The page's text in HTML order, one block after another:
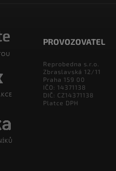
PROVOZOVATEL
Reprobedna s.r.o.
Zbraslavská 12/11
Praha 159 00
IČO: 14371138
DIČ: CZ14371138
Platce DPH